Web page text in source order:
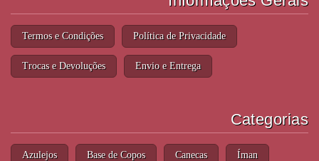
Termos e Condições Política de Privacidade
Trocas e Devoluções Envio e Entrega
Categorias
Azulejos Base de Copos Canecas Íman